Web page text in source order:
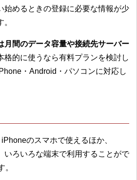
始めるときの登録に必要な情報が少
月間のデータ容量や接続先サーバー
格的に使うなら有料プランを検討し
・Android・パソコンに対応し
のスマホで使えるほか、
いろいろな端末で利用することがで
。